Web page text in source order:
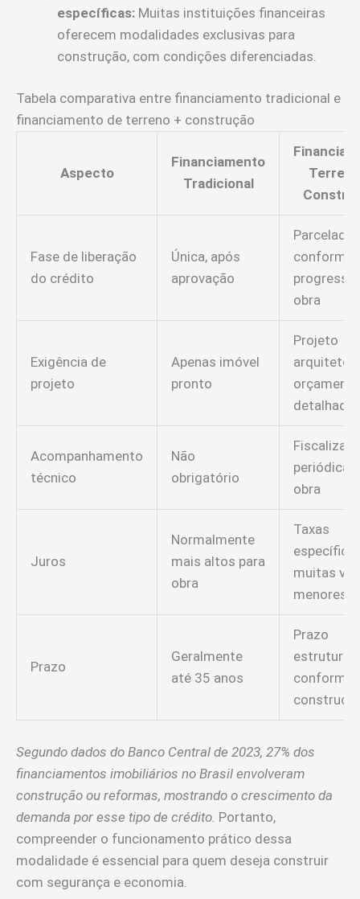
específicas: Muitas instituições financeiras
oferecem modalidades exclusivas para
construção, com condições diferenciadas.
Tabela comparativa entre financiamento tradicional e
financiamento de terreno + construção
Aspecto
Financiamento
Tradicional
Fase de liberação
do crédito
Única, após
aprovação
Parcelada,
conforme
progresso
obra
Exigência de
projeto
Apenas imóvel
pronto
Projeto
orçamento
detalhado
Acompanhamento
técnico
Não
obrigatório
periódica
obra
Juros
Normalmente
mais altos para
obra
Taxas
muitas
menores
Prazo
Geralmente
até 35 anos
Prazo
conforme
Segundo dados do Banco Central de 2023, 27% dos
financiamentos imobiliários no Brasil envolveram
construção ou reformas, mostrando o crescimento da
demanda por esse tipo de crédito. Portanto,
compreender o funcionamento prático dessa
modalidade é essencial para quem deseja construir
com segurança e economia.